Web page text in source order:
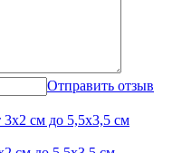
Отправить отзыв